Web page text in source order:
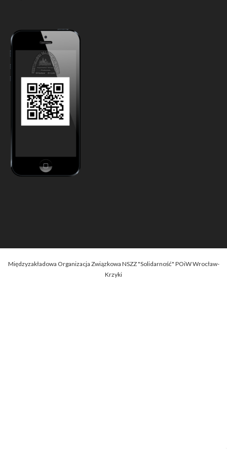
Międzyzakładowa Organizacja Związkowa NSZZ "Solidarność" POiW Wrocław-
Krzyki